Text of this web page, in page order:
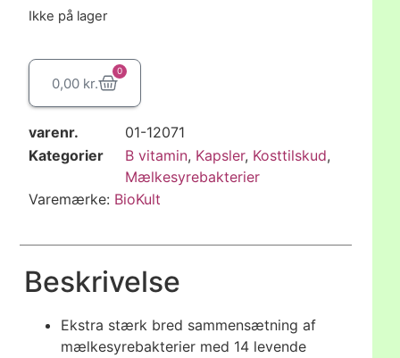
Ikke på lager
0,00 kr.
0
varenr.
01-12071
Kategorier
B vitamin, Kapsler, Kosttilskud,
Mælkesyrebakterier
Varemærke: BioKult
Beskrivelse
Ekstra stærk bred sammensætning af
mælkesyrebakterier med 14 levende